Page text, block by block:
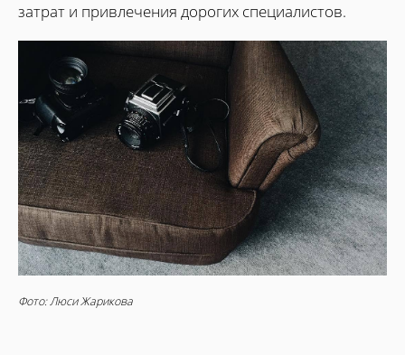
затрат и привлечения дорогих специалистов.
Фото: Люси Жарикова